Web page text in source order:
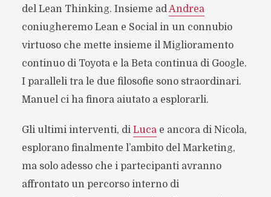
del Lean Thinking. Insieme adAndrea
coniugheremo Lean e Social in un connubio
virtuoso che mette insieme il Miglioramento
continuo di Toyota e la Beta continua di Google.
I paralleli tra le due filosofie sono straordinari.
Manuel ci ha finora aiutato a esplorarli.
Gli ultimi interventi, di Lucae ancora di Nicola,
esplorano finalmente l’ambito del Marketing,
ma solo adesso che i partecipanti avranno
affrontato un percorso interno di